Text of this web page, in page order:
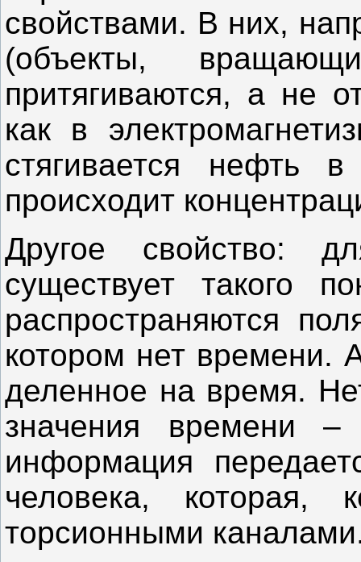
свойствами. В них,
(объекты,
притягиваются, а не
как в
стягивается нефть
происходит
Другое свойство:
существует такого
распространяются
котором нет времени.
деленное на время.
значения времени
информация
человека, которая,
торсионными